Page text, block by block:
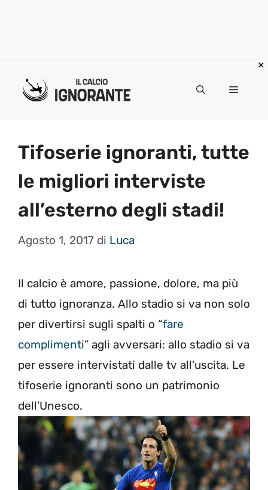
Menu
Tifoserie ignoranti, tutte
le migliori interviste
all’esterno degli stadi!
Agosto 1, 2017 di Luca
Il calcio è amore, passione, dolore, ma più
di tutto ignoranza. Allo stadio si va non solo
per divertirsi sugli spalti o “fare
complimenti” agli avversari: allo stadio si va
per essere intervistati dalle tv all’uscita. Le
tifoserie ignoranti sono un patrimonio
dell’Unesco.